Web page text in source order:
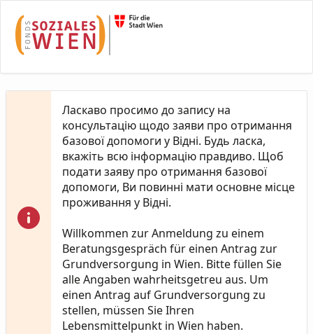
Ласкаво просимо до запису на
консультацію щодо заяви про отримання
базової допомоги у Відні. Будь ласка,
вкажіть всю інформацію правдиво. Щоб
подати заяву про отримання базової
допомоги, Ви повинні мати основне місце
проживання у Відні.
Willkommen zur Anmeldung zu einem
Beratungsgespräch für einen Antrag zur
Grundversorgung in Wien. Bitte füllen Sie
alle Angaben wahrheitsgetreu aus. Um
einen Antrag auf Grundversorgung zu
stellen, müssen Sie Ihren
Lebensmittelpunkt in Wien haben.